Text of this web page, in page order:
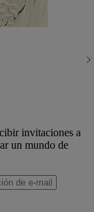
invitaciones a
un mundo de